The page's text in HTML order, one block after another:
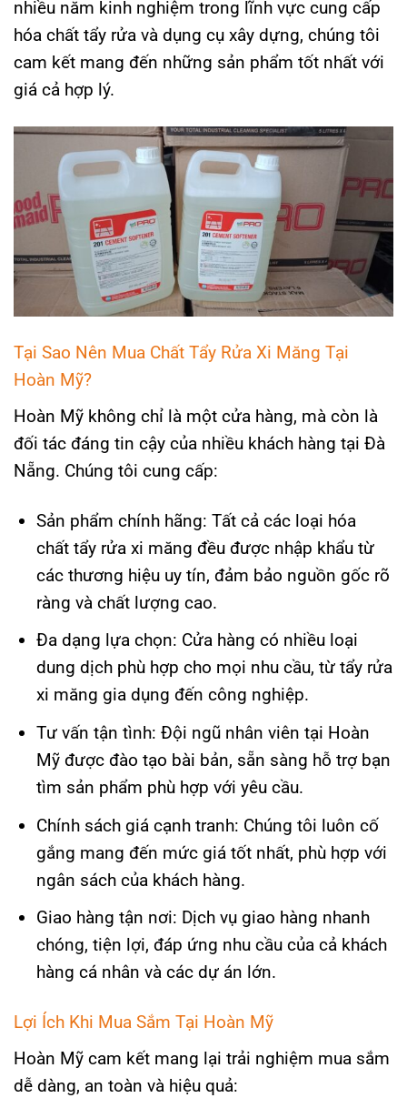
nhiều năm kinh nghiệm trong lĩnh vực cung cấp
hóa chất tẩy rửa và dụng cụ xây dựng, chúng tôi
cam kết mang đến những sản phẩm tốt nhất với
giá cả hợp lý.
Tại Sao Nên Mua Chất Tẩy Rửa Xi Măng Tại
Hoàn Mỹ?
Hoàn Mỹ không chỉ là một cửa hàng, mà còn là
đối tác đáng tin cậy của nhiều khách hàng tại Đà
Nẵng. Chúng tôi cung cấp:
Sản phẩm chính hãng: Tất cả các loại hóa
chất tẩy rửa xi măng đều được nhập khẩu từ
các thương hiệu uy tín, đảm bảo nguồn gốc rõ
ràng và chất lượng cao.
Đa dạng lựa chọn: Cửa hàng có nhiều loại
dung dịch phù hợp cho mọi nhu cầu, từ tẩy rửa
xi măng gia dụng đến công nghiệp.
Tư vấn tận tình: Đội ngũ nhân viên tại Hoàn
Mỹ được đào tạo bài bản, sẵn sàng hỗ trợ bạn
tìm sản phẩm phù hợp với yêu cầu.
Chính sách giá cạnh tranh: Chúng tôi luôn cố
gắng mang đến mức giá tốt nhất, phù hợp với
ngân sách của khách hàng.
Giao hàng tận nơi: Dịch vụ giao hàng nhanh
chóng, tiện lợi, đáp ứng nhu cầu của cả khách
hàng cá nhân và các dự án lớn.
Lợi Ích Khi Mua Sắm Tại Hoàn Mỹ
Hoàn Mỹ cam kết mang lại trải nghiệm mua sắm
dễ dàng, an toàn và hiệu quả: